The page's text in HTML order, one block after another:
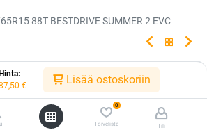
Hinta:
€ Lisää ostoskoriin
0
Toivelista Tili
88T BESTDRIVE SUMMER 2 EVC
BESTDRIVE SUMMER
Continental. Uusi seos, viimeistelty kuvio ja